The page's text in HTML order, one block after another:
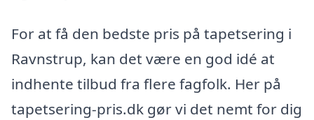
For at få den bedste pris på tapetsering i
Ravnstrup, kan det være en god idé at
indhente tilbud fra flere fagfolk. Her på
tapetsering-pris.dk gør vi det nemt for dig